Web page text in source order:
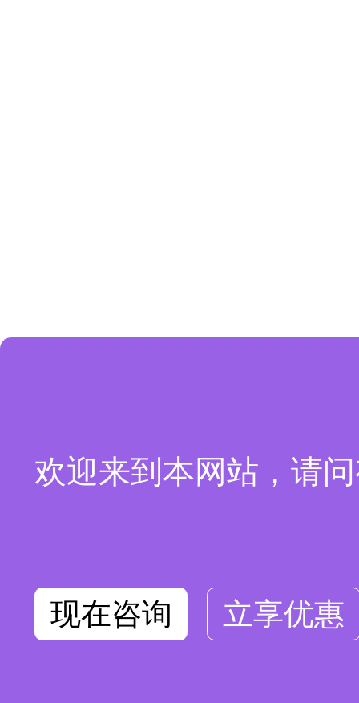
欢迎来到本网站，请
现在咨询 立享优惠